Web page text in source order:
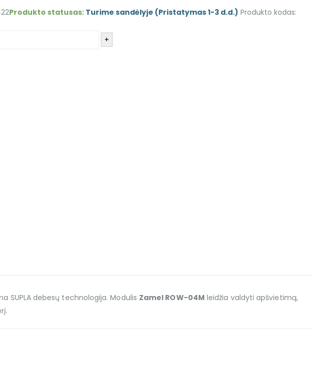
Produkto statusas: Turime sandėlyje (Pristatymas 1-3 d.d.) Produkto kodas:
+
SUPLA debesų technologija. Modulis Zamel ROW-04M leidžia valdyti apšvietimą,